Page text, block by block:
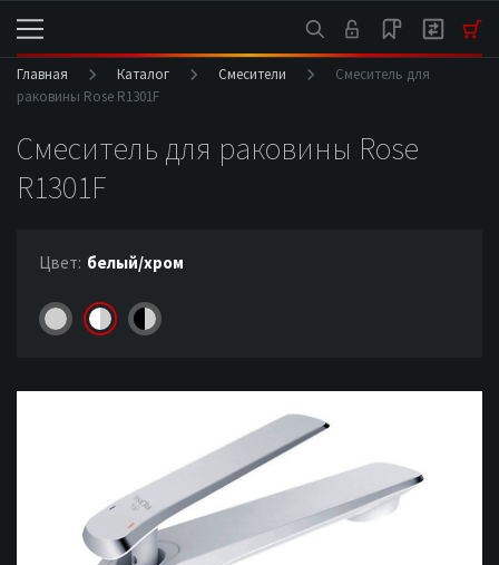
Главная Каталог Смесители
Смеситель для
раковины Rose R1301F
Смеситель для раковины Rose
R1301F
Цвет: белый/хром